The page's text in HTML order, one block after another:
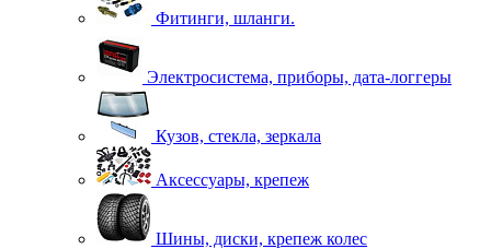
Фитинги, шланги.
Электросистема, приборы, дата-логгеры
Кузов, стекла, зеркала
Аксессуары, крепеж
Шины, диски, крепеж колес